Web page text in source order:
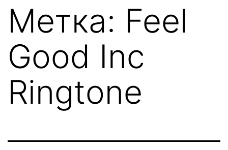
Метка: Feel
Good Inc
Ringtone